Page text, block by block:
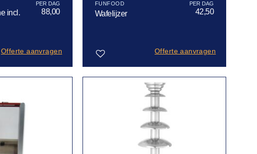
incl.
88,00
Offerte aanvragen
FUNFOOD
Wafelijzer 42,50
Offerte aanvragen